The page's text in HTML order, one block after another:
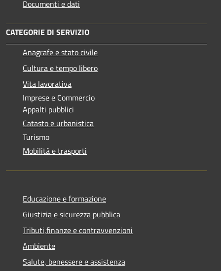
Documenti e dati
CATEGORIE DI SERVIZIO
Anagrafe e stato civile
Cultura e tempo libero
Vita lavorativa
Imprese e Commercio
Appalti pubblici
Catasto e urbanistica
Turismo
Mobilità e trasporti
Educazione e formazione
Giustizia e sicurezza pubblica
Tributi,finanze e contravvenzioni
Ambiente
Salute, benessere e assistenza